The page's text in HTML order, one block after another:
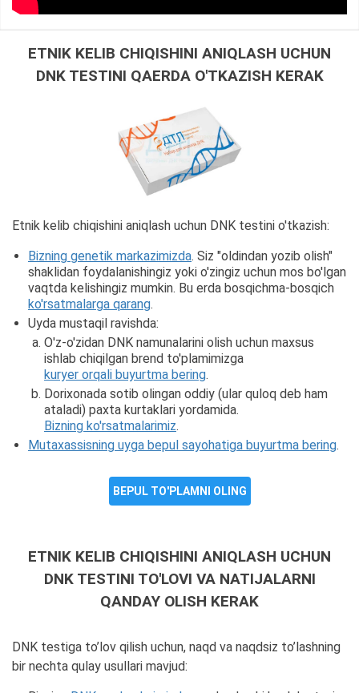
ETNIK KELIB CHIQISHINI ANIQLASH UCHUN
DNK TESTINI QAERDA O'TKAZISH KERAK
Etnik kelib chiqishini aniqlash uchun DNK testini o'tkazish:
Bizning genetik markazimizda. Siz "oldindan yozib olish"
shaklidan foydalanishingiz yoki o'zingiz uchun mos bo'lgan
vaqtda kelishingiz mumkin. Bu erda bosqichma-bosqich
ko'rsatmalarga qarang.
Uyda mustaqil ravishda:
O'z-o'zidan DNK namunalarini olish uchun maxsus
ishlab chiqilgan brend to'plamimizga
kuryer orqali buyurtma bering.
Dorixonada sotib olingan oddiy (ular quloq deb ham
ataladi) paxta kurtaklari yordamida.
Bizning ko'rsatmalarimiz.
Mutaxassisning uyga bepul sayohatiga buyurtma bering.
BEPUL TO'PLAMNI OLING
ETNIK KELIB CHIQISHINI ANIQLASH UCHUN
DNK TESTINI TO'LOVI VA NATIJALARNI
QANDAY OLISH KERAK
DNK testiga to’lov qilish uchun, naqd va naqdsiz to’lashning
bir nechta qulay usullari mavjud: